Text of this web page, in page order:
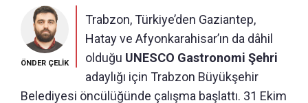
ÖNDER ÇELİK
Trabzon, Türkiye’den Gaziantep,
Hatay ve Afyonkarahisar’ın da dâhil
olduğu UNESCO Gastronomi Şehri
adaylığı için Trabzon Büyükşehir
Belediyesi öncülüğünde çalışma başlattı. 31 Ekim